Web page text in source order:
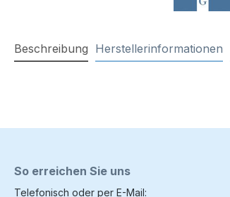
Beschreibung Herstellerinformationen
So erreichen Sie uns
Telefonisch oder per E-Mail: